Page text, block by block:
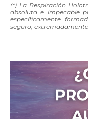
(*) La Respiración
absoluta e impecable
específicamente
seguro,